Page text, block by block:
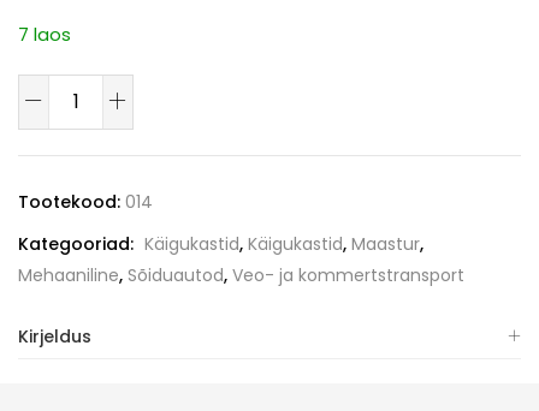
7 laos
Tootekood: 014
Kategooriad: Käigukastid, Käigukastid, Maastur,
Mehaaniline, Sõiduautod, Veo- ja kommertstransport
Kirjeldus